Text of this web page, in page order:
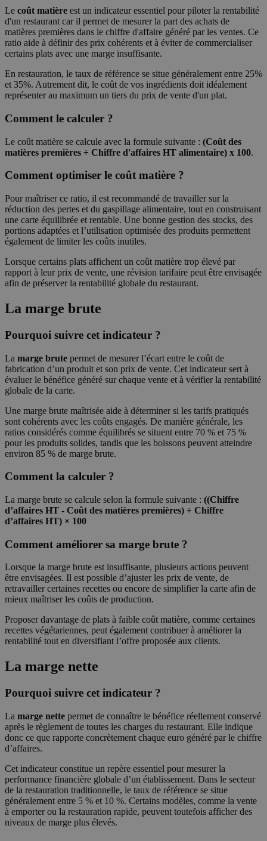
Le coût matière est un indicateur essentiel pour piloter la rentabilité
d'un restaurant car il permet de mesurer la part des achats de
matières premières dans le chiffre d'affaire généré par les ventes. Ce
ratio aide à définir des prix cohérents et à éviter de commercialiser
certains plats avec une marge insuffisante.
En restauration, le taux de référence se situe généralement entre 25%
et 35%. Autrement dit, le coût de vos ingrédients doit idéalement
représenter au maximum un tiers du prix de vente d'un plat.
Comment le calculer ?
Le coût matière se calcule avec la formule suivante : (Coût des
matières premières ÷ Chiffre d'affaires HT alimentaire) x 100.
Comment optimiser le coût matière ?
Pour maîtriser ce ratio, il est recommandé de travailler sur la
réduction des pertes et du gaspillage alimentaire, tout en construisant
une carte équilibrée et rentable. Une bonne gestion des stocks, des
portions adaptées et l’utilisation optimisée des produits permettent
également de limiter les coûts inutiles.
Lorsque certains plats affichent un coût matière trop élevé par
rapport à leur prix de vente, une révision tarifaire peut être envisagée
afin de préserver la rentabilité globale du restaurant.
La marge brute
Pourquoi suivre cet indicateur ?
La marge brute permet de mesurer l’écart entre le coût de
fabrication d’un produit et son prix de vente. Cet indicateur sert à
évaluer le bénéfice généré sur chaque vente et à vérifier la rentabilité
globale de la carte.
Une marge brute maîtrisée aide à déterminer si les tarifs pratiqués
sont cohérents avec les coûts engagés. De manière générale, les
ratios considérés comme équilibrés se situent entre 70 % et 75 %
pour les produits solides, tandis que les boissons peuvent atteindre
environ 85 % de marge brute.
Comment la calculer ?
La marge brute se calcule selon la formule suivante : ((Chiffre
d’affaires HT - Coût des matières premières) ÷ Chiffre
d’affaires HT) × 100
Comment améliorer sa marge brute ?
Lorsque la marge brute est insuffisante, plusieurs actions peuvent
être envisagées. Il est possible d’ajuster les prix de vente, de
retravailler certaines recettes ou encore de simplifier la carte afin de
mieux maîtriser les coûts de production.
Proposer davantage de plats à faible coût matière, comme certaines
recettes végétariennes, peut également contribuer à améliorer la
rentabilité tout en diversifiant l’offre proposée aux clients.
La marge nette
Pourquoi suivre cet indicateur ?
La marge nette permet de connaître le bénéfice réellement conservé
après le règlement de toutes les charges du restaurant. Elle indique
donc ce que rapporte concrètement chaque euro généré par le chiffre
d’affaires.
Cet indicateur constitue un repère essentiel pour mesurer la
performance financière globale d’un établissement. Dans le secteur
de la restauration traditionnelle, le taux de référence se situe
généralement entre 5 % et 10 %. Certains modèles, comme la vente
à emporter ou la restauration rapide, peuvent toutefois afficher des
niveaux de marge plus élevés.